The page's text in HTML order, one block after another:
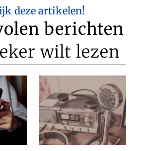
deze artikelen!
berichten
wilt lezen